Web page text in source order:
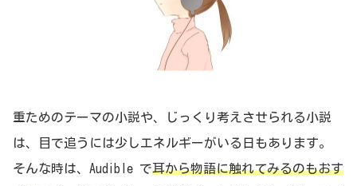
重ためのテーマの小説や、じっくり考えさせられる小説
は、目で追うには少しエネルギーがいる日もあります。
そんな時は、Audible で耳から物語に触れてみるのもおす